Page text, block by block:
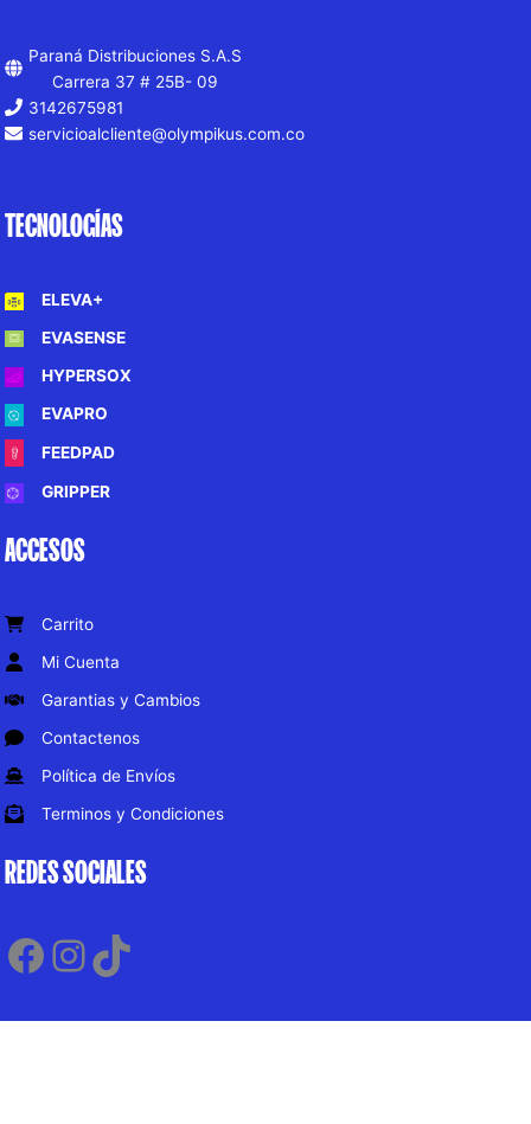
Paraná Distribuciones S.A.S
Carrera 37 # 25B- 09
3142675981
servicioalcliente@olympikus.com.co
TECNOLOGÍAS
ELEVA+
EVASENSE
HYPERSOX
EVAPRO
FEEDPAD
GRIPPER
ACCESOS
Carrito
Mi Cuenta
Garantias y Cambios
Contactenos
Política de Envíos
Terminos y Condiciones
REDES SOCIALES
Facebook
Instagram
TikTok